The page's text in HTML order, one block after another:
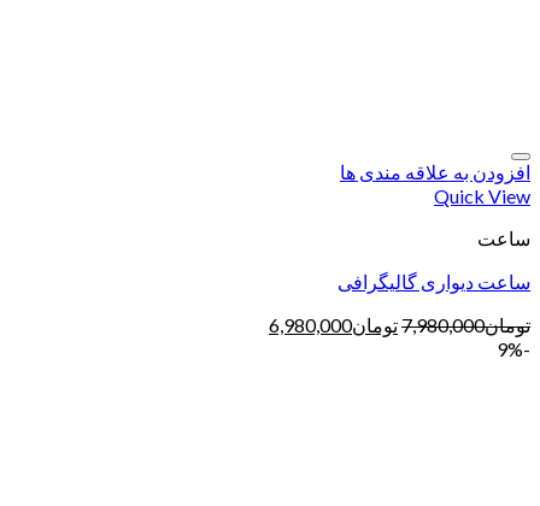
افزودن به علاقه مندی ها
Quick View
ساعت
ساعت دیواری گالیگرافی
تومان7,980,000تومان6,980,000
-9%